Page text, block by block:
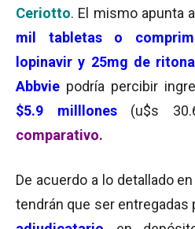
Ceriotto. El mismo apunta
mil tabletas o
lopinavir y 25mg de
Abbvie podría percibir
$5.9 milllones(u$s
comparativo.
De acuerdo a lo detallado en
tendrán que ser entregadas